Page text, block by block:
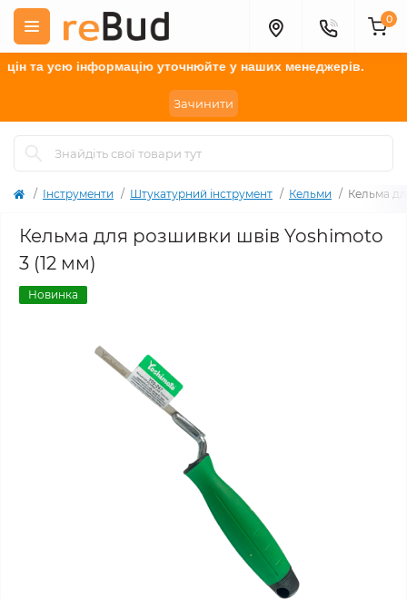
та усю інформацію уточнюйтеу наших менеджерів.
Зачинити
0
Інструменти Штукатурний інструмент Кельми Кельма
Кельма для розшивки швів Yoshimoto
3 (12 мм)
Новинка